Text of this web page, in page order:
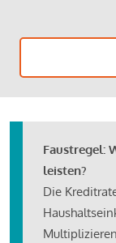
Faustregel:
leisten?
Die